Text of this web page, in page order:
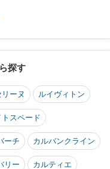
探す
リーヌ ルイヴィトン
トスペード
ーチ カルバンクライン
リー カルティエ